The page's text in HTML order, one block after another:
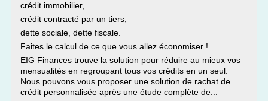
crédit immobilier,
crédit contracté par un tiers,
dette sociale, dette fiscale.
Faites le calcul de ce que vous allez économiser !
EIG Finances trouve la solution pour réduire au mieux vos
mensualités en regroupant tous vos crédits en un seul.
Nous pouvons vous proposer une solution de rachat de
crédit personnalisée après une étude complète de...